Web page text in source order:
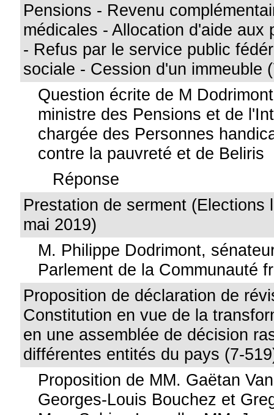
Pensions - Revenu
médicales - Allocation d'aide aux
- Refus par le service public
sociale - Cession d'un immeuble
Question écrite de M
ministre des Pensions et de
chargée des Personnes
contre la pauvreté et de Beliris
Réponse
Prestation de serment (Elections
mai 2019)
M. Philippe Dodrimont,
Parlement de la Communauté
Proposition de déclaration de
Constitution en vue de la
en une assemblée de décision
différentes entités du pays (7-
Proposition de MM. Gaëtan
Georges-Louis Bouchez et